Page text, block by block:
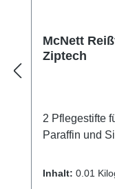
McNett
Ziptech
2 Pflegestifte
Paraffin und
Inhalt: 0.01